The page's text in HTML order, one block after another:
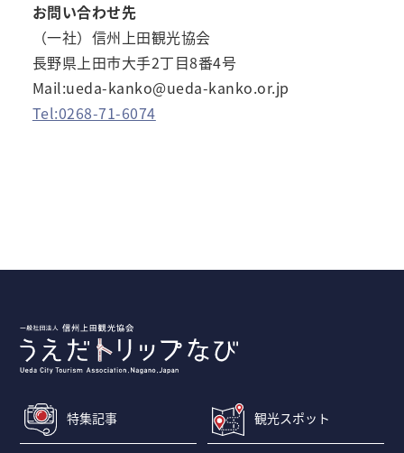
お問い合わせ先
（一社）信州上田観光協会
長野県上田市大手2丁目8番4号
Mail:ueda-kanko@ueda-kanko.or.jp
Tel:0268-71-6074
特集記事 観光スポット